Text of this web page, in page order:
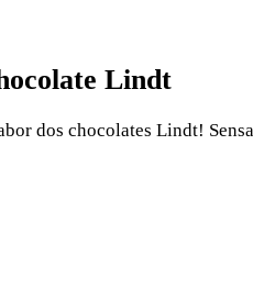
Lindt
dos chocolates Lindt!